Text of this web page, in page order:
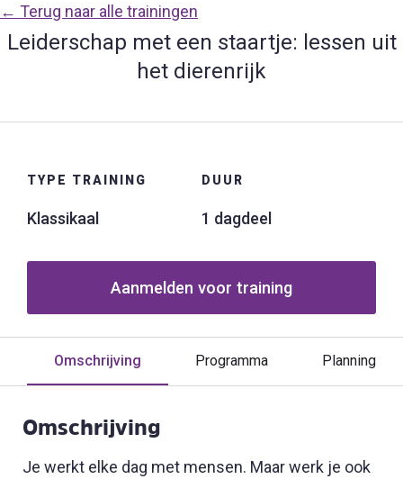
← Terug naar alle trainingen
Leiderschap met een staartje: lessen uit
het dierenrijk
TYPE TRAINING
Klassikaal
DUUR
1 dagdeel
Aanmelden voor training
Omschrijving Programma Planning
Omschrijving
Je werkt elke dag met mensen. Maar werk je ook